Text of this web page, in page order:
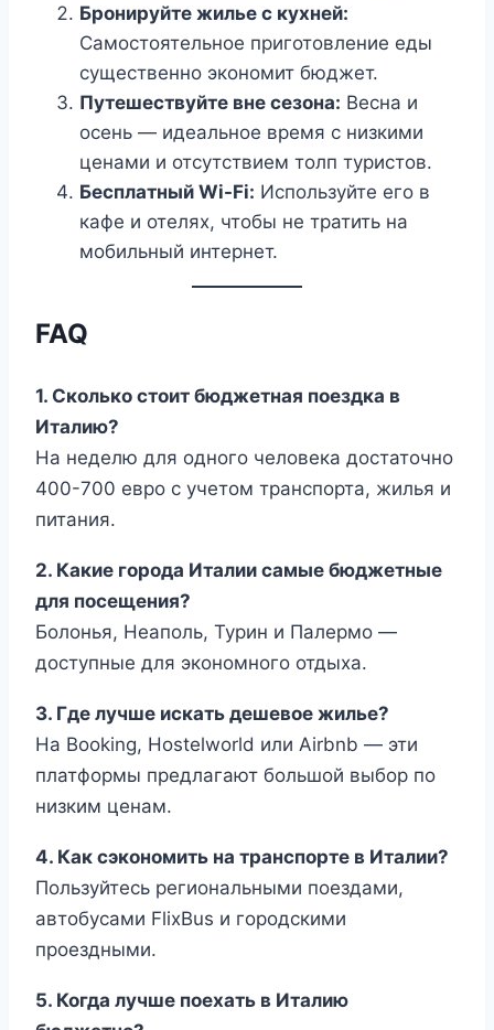
Бронируйте жилье с кухней:
Самостоятельное приготовление еды
существенно экономит бюджет.
Путешествуйте вне сезона: Весна и
осень — идеальное время с низкими
ценами и отсутствием толп туристов.
Бесплатный Wi-Fi: Используйте его в
кафе и отелях, чтобы не тратить на
мобильный интернет.
FAQ
1. Сколько стоит бюджетная поездка в
Италию?
На неделю для одного человека достаточно
400-700 евро с учетом транспорта, жилья и
питания.
2. Какие города Италии самые бюджетные
для посещения?
Болонья, Неаполь, Турин и Палермо —
доступные для экономного отдыха.
3. Где лучше искать дешевое жилье?
На Booking, Hostelworld или Airbnb — эти
платформы предлагают большой выбор по
низким ценам.
4. Как сэкономить на транспорте в Италии?
Пользуйтесь региональными поездами,
автобусами FlixBus и городскими
проездными.
5. Когда лучше поехать в Италию